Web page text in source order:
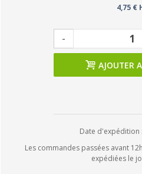
4,75 €
-
AJOUTER
Date d'expédition :
Les commandes passées avant
expédiées le